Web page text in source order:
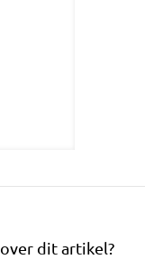
dit artikel?